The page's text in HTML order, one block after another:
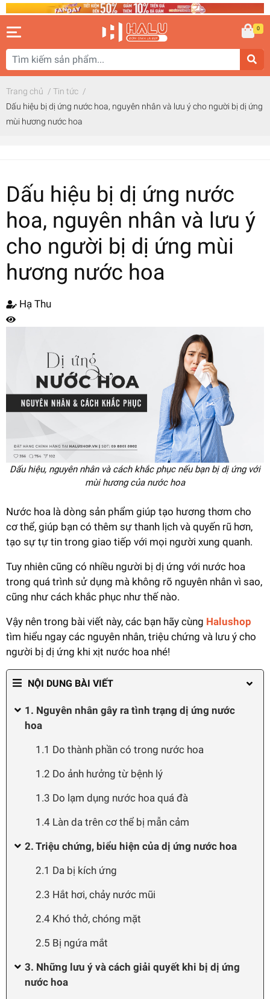
0
Trang chủ / Tin tức /
Dấu hiệu bị dị ứng nước hoa, nguyên nhân và lưu ý cho người bị dị ứng
mùi hương nước hoa
Dấu hiệu bị dị ứng nước
hoa, nguyên nhân và lưu ý
cho người bị dị ứng mùi
hương nước hoa
Hạ Thu
Dấu hiệu, nguyên nhân và cách khắc phục nếu bạn bị dị ứng với
mùi hương của nước hoa
Nước hoa là dòng sản phẩm giúp tạo hương thơm cho
cơ thể, giúp bạn có thêm sự thanh lịch và quyến rũ hơn,
tạo sự tự tin trong giao tiếp với mọi người xung quanh.
Tuy nhiên cũng có nhiều người bị dị ứng với nước hoa
trong quá trình sử dụng mà không rõ nguyên nhân vì sao,
cũng như cách khắc phục như thế nào.
Vậy nên trong bài viết này, các bạn hãy cùng Halushop
tìm hiểu ngay các nguyên nhân, triệu chứng và lưu ý cho
người bị dị ứng khi xịt nước hoa nhé!
NỘI DUNG BÀI VIẾT
1. Nguyên nhân gây ra tình trạng dị ứng nước
hoa
1.1 Do thành phần có trong nước hoa
1.2 Do ảnh hưởng từ bệnh lý
1.3 Do lạm dụng nước hoa quá đà
1.4 Làn da trên cơ thể bị mẫn cảm
2. Triệu chứng, biểu hiện của dị ứng nước hoa
2.1 Da bị kích ứng
2.3 Hắt hơi, chảy nước mũi
2.4 Khó thở, chóng mặt
2.5 Bị ngứa mắt
3. Những lưu ý và cách giải quyết khi bị dị ứng
nước hoa